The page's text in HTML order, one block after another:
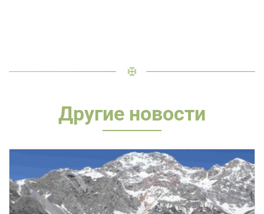
Другие новости